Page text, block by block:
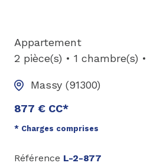
Appartement
2 pièce(s)
1 chambre(s)
Massy (91300)
877 € CC*
* Charges comprises
Référence L-2-877